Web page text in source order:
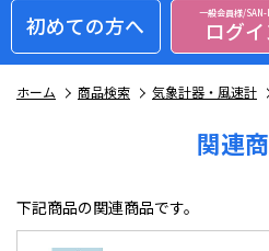
初めての方へ 一般会員様/SAN-
ログ
ホーム 商品検索 気象計器・風速計
関連
下記商品の関連商品です。